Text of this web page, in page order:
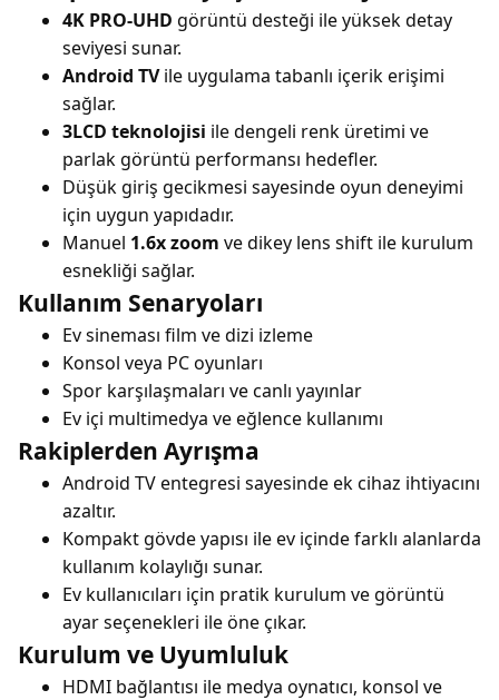
4K PRO-UHD görüntü desteği ile yüksek detay
seviyesi sunar.
Android TVile uygulama tabanlı içerik erişimi
sağlar.
3LCD teknolojisi ile dengeli renk üretimi ve
parlak görüntü performansı hedefler.
Düşük giriş gecikmesi sayesinde oyun deneyimi
için uygun yapıdadır.
Manuel 1.6x zoom ve dikey lens shift ile kurulum
esnekliği sağlar.
Kullanım Senaryoları
Ev sineması film ve dizi izleme
Konsol veya PC oyunları
Spor karşılaşmaları ve canlı yayınlar
Ev içi multimedya ve eğlence kullanımı
Rakiplerden Ayrışma
Android TV entegresi sayesinde ek cihaz ihtiyacını
azaltır.
Kompakt gövde yapısı ile ev içinde farklı alanlarda
kullanım kolaylığı sunar.
Ev kullanıcıları için pratik kurulum ve görüntü
ayar seçenekleri ile öne çıkar.
Kurulum ve Uyumluluk
HDMI bağlantısı ile medya oynatıcı, konsol ve